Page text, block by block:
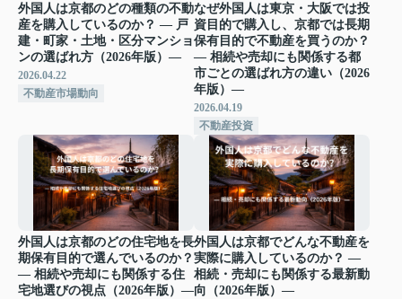
外国人は京都のどの種類の不動
産を購入しているのか？ ― 戸
建・町家・土地・区分マンショ
ンの選ばれ方（2026年版）―
2026.04.22
不動産市場動向
なぜ外国人は東京・大阪では投
資目的で購入し、京都では長期
保有目的で不動産を買うのか？
― 相続や売却にも関係する都
市ごとの選ばれ方の違い（2026
年版）―
2026.04.19
不動産投資
外国人は京都のどの住宅地を長
期保有目的で選んでいるのか？
― 相続や売却にも関係する住
宅地選びの視点（2026年版）―
外国人は京都でどんな不動産を
実際に購入しているのか？ ―
相続・売却にも関係する最新動
向（2026年版）―